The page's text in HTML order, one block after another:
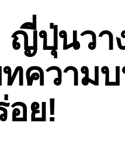
ญี่ปุ่นวา
ความ
ย!